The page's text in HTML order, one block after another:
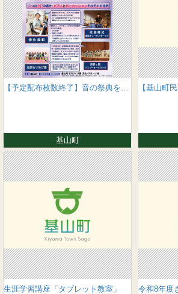
【予定配布枚数終了】音の祭典を開催します
基山町
生涯学習講座「タブレット教室」